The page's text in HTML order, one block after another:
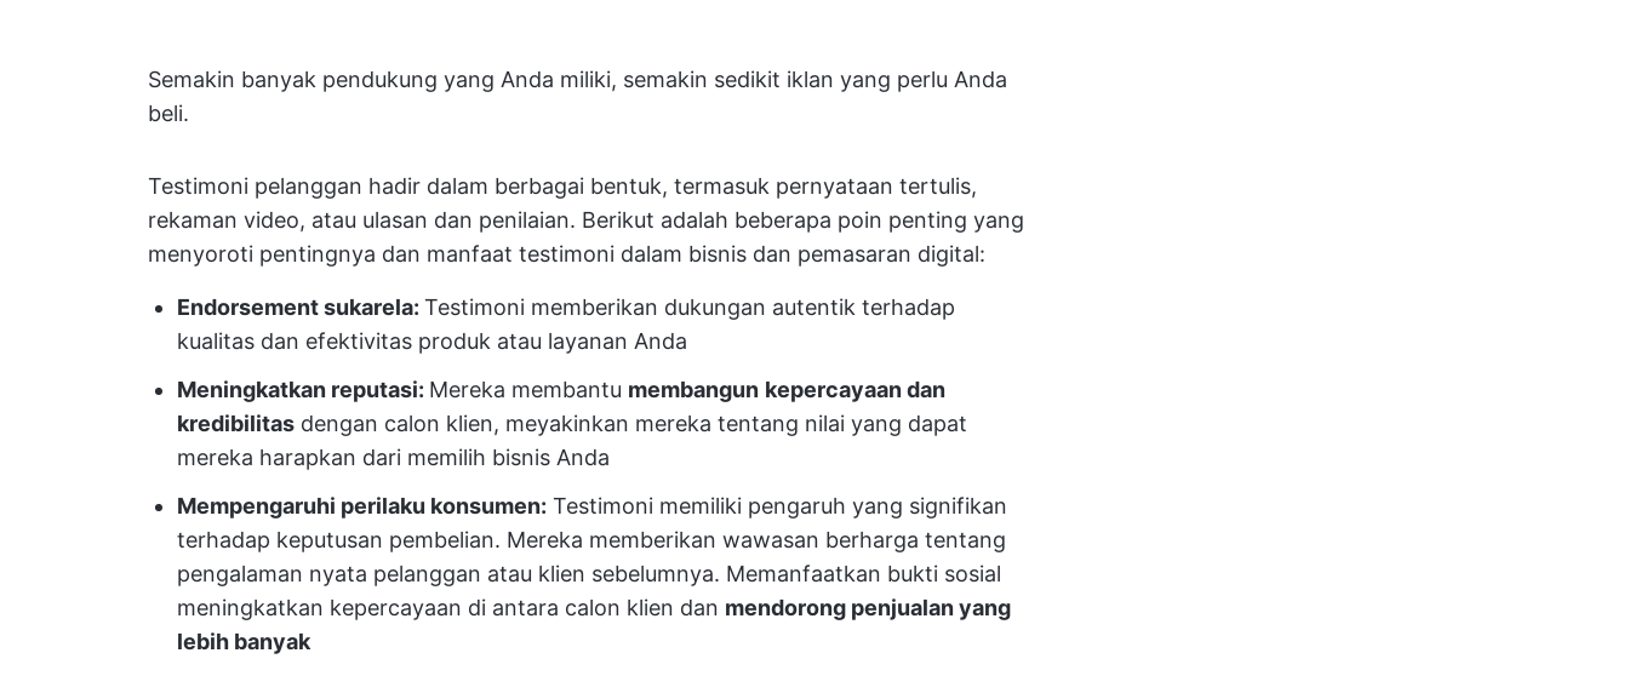
Semakin banyak pendukung yang Anda miliki, semakin sedikit iklan yang perlu Anda
beli.
Testimoni pelanggan hadir dalam berbagai bentuk, termasuk pernyataan tertulis,
rekaman video, atau ulasan dan penilaian. Berikut adalah beberapa poin penting yang
menyoroti pentingnya dan manfaat testimoni dalam bisnis dan pemasaran digital:
Endorsement sukarela: Testimoni memberikan dukungan autentik terhadap
kualitas dan efektivitas produk atau layanan Anda
Meningkatkan reputasi: Mereka membantu membangun kepercayaan dan
kredibilitas dengan calon klien, meyakinkan mereka tentang nilai yang dapat
mereka harapkan dari memilih bisnis Anda
Mempengaruhi perilaku konsumen: Testimoni memiliki pengaruh yang signifikan
terhadap keputusan pembelian. Mereka memberikan wawasan berharga tentang
pengalaman nyata pelanggan atau klien sebelumnya. Memanfaatkan bukti sosial
meningkatkan kepercayaan di antara calon klien dan mendorong penjualan yang
lebih banyak